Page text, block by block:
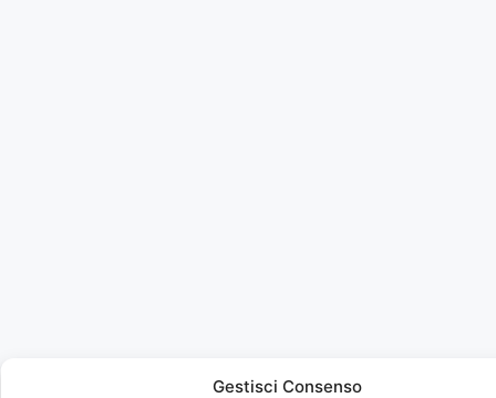
Gestisci Consenso